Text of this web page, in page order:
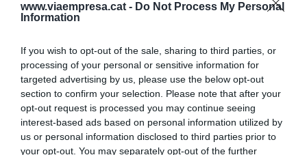
www.viaempresa.cat - Do Not Process My Personal
Information
If you wish to opt-out of the sale, sharing to third parties, or
processing of your personal or sensitive information for
targeted advertising by us, please use the below opt-out
section to confirm your selection. Please note that after your
opt-out request is processed you may continue seeing
interest-based ads based on personal information utilized by
us or personal information disclosed to third parties prior to
your opt-out. You may separately opt-out of the further
liderado la puesta en marcha de nuevos estudios
del sector, como elTech Hubs OverviewoEl
ecosistema de spin-offs deep tech en España
y ha dado continuidad alDigital Talent
Overview, centrado en el talento digital de
Barcelona. Además, bajo su mandato, la